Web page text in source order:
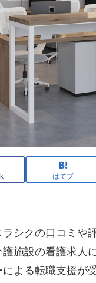
はてブ
シクの口コミや
施設の看護求人
よる転職支援が